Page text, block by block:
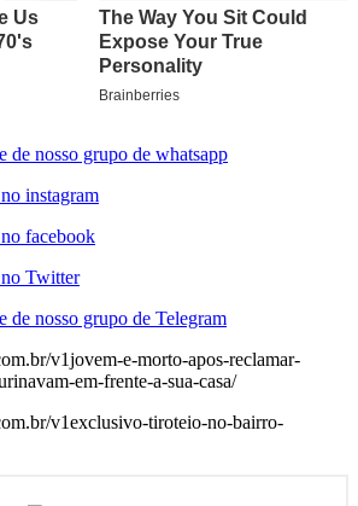
de nosso grupo de whatsapp
instagram
facebook
Twitter
de nosso grupo de Telegram
v1jovem-e-morto-apos-reclamar-
em-frente-a-sua-casa/
v1exclusivo-tiroteio-no-bairro-